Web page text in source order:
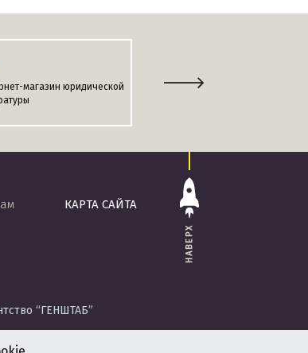
магазин юридической
Информационно-поисковая
НАВЕРХ
КАРТА САЙТА
“ГЕНШТАБ”